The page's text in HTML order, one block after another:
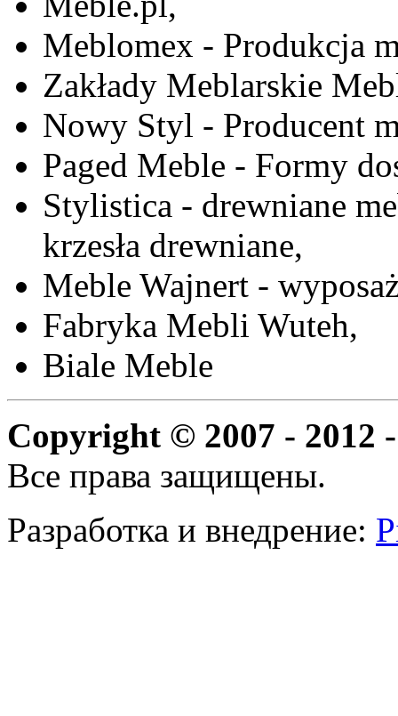
Meblomex - Produkcja
Zakłady Meblarskie
Nowy Styl - Producent
Paged Meble - Formy
Stylistica - drewniane
krzesła drewniane,
Meble Wajnert -
Fabryka Mebli Wuteh,
Biale Meble
Copyright © 2007 - 2012
Все права защищены.
Разработка и внедрение: